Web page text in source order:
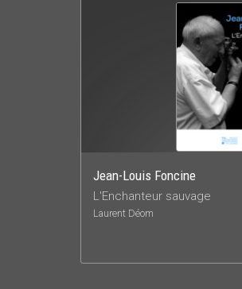
Jean-Louis Foncine
L'Enchanteur sauvage
Laurent Déom